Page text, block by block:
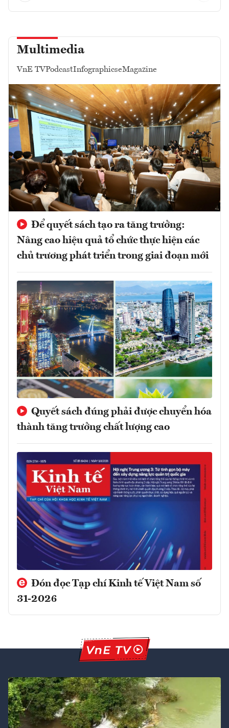
Multimedia
VnE TVPodcastInfographicseMagazine
Để quyết sách tạo ra tăng trưởng:
Nâng cao hiệu quả tổ chức thực hiện các
chủ trương phát triển trong giai đoạn mới
Quyết sách đúng phải được chuyển hóa
thành tăng trưởng chất lượng cao
Đón đọc Tạp chí Kinh tế Việt Nam số
31-2026